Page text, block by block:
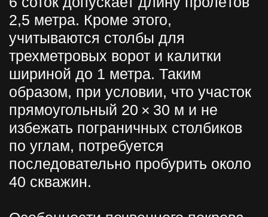
вернуться назад
ЗАКАЗАТЬ
ОБРАТНЫЙ
ЗВОНОК